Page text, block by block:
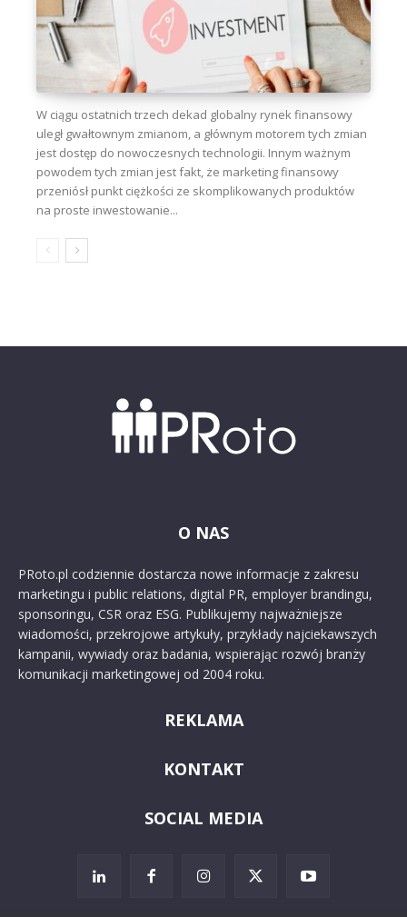
W ciągu ostatnich trzech dekad globalny rynek finansowy
uległ gwałtownym zmianom, a głównym motorem tych zmian
jest dostęp do nowoczesnych technologii. Innym ważnym
powodem tych zmian jest fakt, że marketing finansowy
przeniósł punkt ciężkości ze skomplikowanych produktów
na proste inwestowanie...
O NAS
PRoto.pl codziennie dostarcza nowe informacje z zakresu
marketingu i public relations, digital PR, employer brandingu,
sponsoringu, CSR oraz ESG. Publikujemy najważniejsze
wiadomości, przekrojowe artykuły, przykłady najciekawszych
kampanii, wywiady oraz badania, wspierając rozwój branży
komunikacji marketingowej od 2004 roku.
REKLAMA
KONTAKT
SOCIAL MEDIA